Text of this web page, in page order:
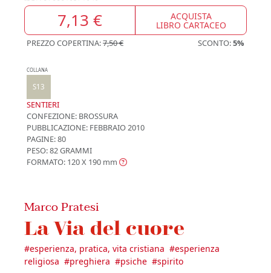
7,13 € ACQUISTA
LIBRO CARTACEO
PREZZO COPERTINA:7,50 € SCONTO:5%
COLLANA
S13
SENTIERI
CONFEZIONE: BROSSURA
PUBBLICAZIONE: FEBBRAIO 2010
PAGINE: 80
PESO: 82 GRAMMI
FORMATO: 120 X 190 mm
Marco Pratesi
La Via del cuore
#esperienza, pratica, vita cristiana #esperienza
religiosa #preghiera #psiche #spirito